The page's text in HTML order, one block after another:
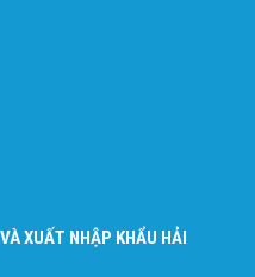
XUẤT NHẬP KHẨU HẢI